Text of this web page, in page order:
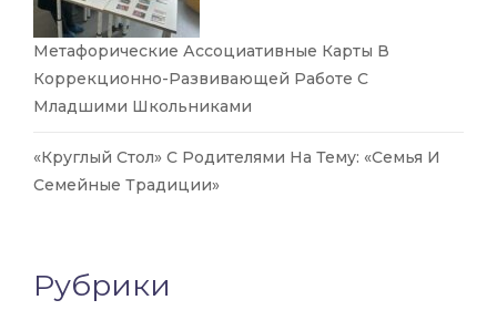
Метафорические Ассоциативные Карты В
Коррекционно-Развивающей Работе С
Младшими Школьниками
«Круглый Стол» С Родителями На Тему: «Семья И
Семейные Традиции»
Рубрики